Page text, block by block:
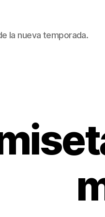
la nueva temporada.